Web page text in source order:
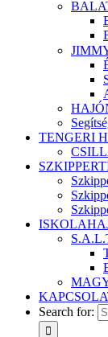
TENGERI
Search for: